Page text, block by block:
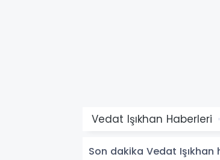
Vedat Işıkhan Haberleri
Son dakika Vedat